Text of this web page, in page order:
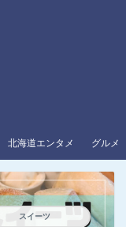
北海道エンタメ グルメ
スイーツ